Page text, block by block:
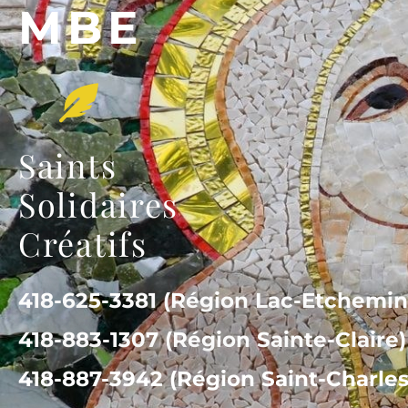
MBE
Saints
Solidaires
Créatifs
418-625-3381 (Région Lac-
418-883-1307 (Région Sainte-Claire)
418-887-3942 (Région Saint-